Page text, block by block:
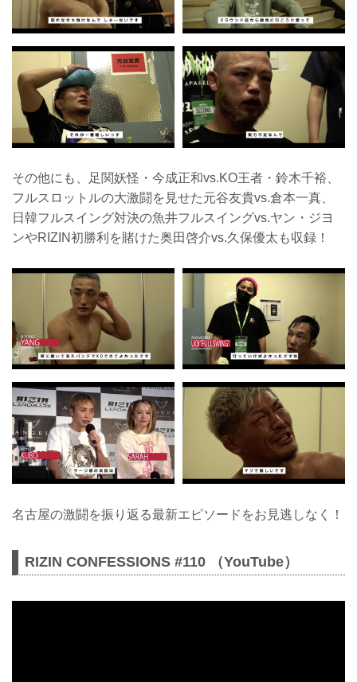
その他にも、足関妖怪・今成正和vs.KO王者・鈴木千裕、
フルスロットルの大激闘を見せた元谷友貴vs.倉本一真、
日韓フルスイング対決の魚井フルスイングvs.ヤン・ジヨ
ンやRIZIN初勝利を賭けた奥田啓介vs.久保優太も収録！
名古屋の激闘を振り返る最新エピソードをお見逃しなく！
RIZIN CONFESSIONS #110 （YouTube）